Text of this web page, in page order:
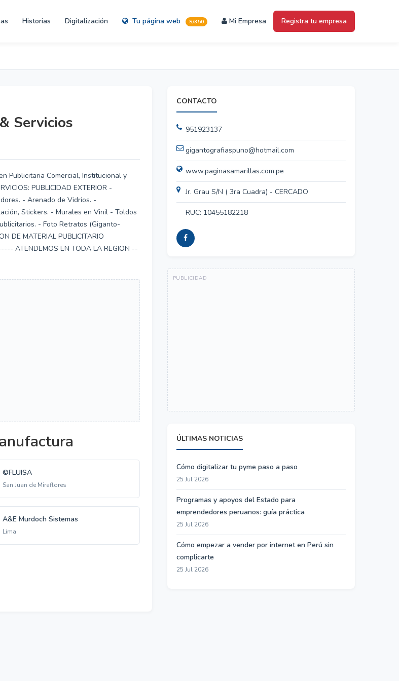
Historias Digitalización Tu página web S/350 Mi Empresa Registra tu empresa
Servicios
Publicitaria Comercial, Institucional y
PUBLICIDAD EXTERIOR -
- Arenado de Vidrios. -
Stickers. - Murales en Vinil - Toldos
- Foto Retratos (Giganto-
DE MATERIAL PUBLICITARIO
ATENDEMOS EN TODA LA REGION --
©FLUISA
San Juan de Miraflores
A&E Murdoch Sistemas
Lima
CONTACTO
951923137
gigantografiaspuno@hotmail.com
www.paginasamarillas.com.pe
Jr. Grau S/N ( 3ra Cuadra) - CERCADO
RUC: 10455182218
ÚLTIMAS NOTICIAS
Cómo digitalizar tu pyme paso a paso
25 Jul 2026
Programas y apoyos del Estado para
emprendedores peruanos: guía práctica
25 Jul 2026
Cómo empezar a vender por internet en Perú sin
complicarte
25 Jul 2026